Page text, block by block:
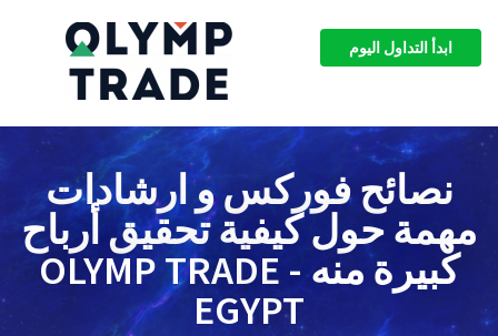
ابدأ التداول اليوم
نصائح فوركس و ارشادات
مهمة حول كيفية تحقيق أرباح
كبيرة منه - OLYMP TRADE
EGYPT